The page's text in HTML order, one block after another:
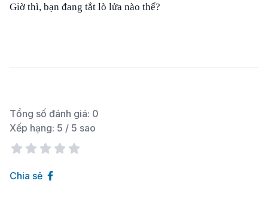
Giờ thì, bạn đang tắt lò lửa nào thế?
Tổng số đánh giá: 0
Xếp hạng: 5 / 5 sao
Chia sẻ